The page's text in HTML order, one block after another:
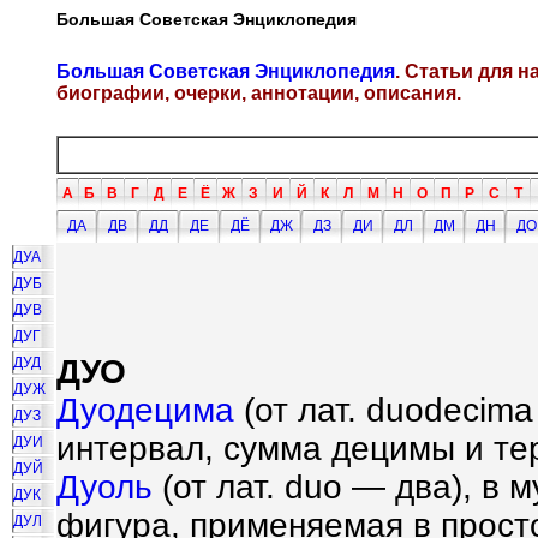
Большая Советская Энциклопедия
Большая Советская Энциклопедия. Статьи для
биографии, очерки, аннотации, описания.
А Б В Г Д Е Ё Ж З И Й К Л М Н О П Р С Т
ДА
ДВ ДД ДЕ ДЁ ДЖ ДЗ ДИ ДЛ ДМ ДН
ДО
ДУА
ДУБ
ДУВ
ДУГ
ДУД
ДУЖ
ДУЗ
ДУИ
ДУЙ
ДУК
ДУЛ
ДУО
Дуодецима (от лат.
интервал, сумма децимы и
Дуоль (от лат. duo — два), в
фигура, применяемая в